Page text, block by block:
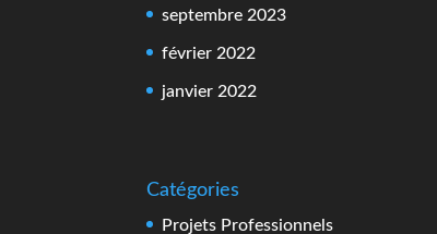
septembre 2023
février 2022
janvier 2022
Catégories
Projets Professionnels